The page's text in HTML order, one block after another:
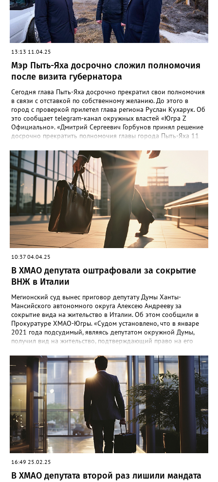
13:13 11.04.25
Мэр Пыть-Яха досрочно сложил полномочия
после визита губернатора
Сегодня глава Пыть-Яха досрочно прекратил свои полномочия
в связи с отставкой по собственному желанию. До этого в
город с проверкой прилетел глава региона Руслан Кухарук. Об
это сообщает telegram-канал окружных властей «Югра Z
Официально». «Дмитрий Сергеевич Горбунов принял решение
досрочно прекратить полномочия главы города Пыть-Яха 11
желанию»,- сказано в сообщении. Временно исполнять
обязанности главы города Пыть-Ях будет первый заместитель
главы города Олег Николаевич Иревлин.
10:37 04.04.25
В ХМАО депутата оштрафовали за сокрытие
ВНЖ в Италии
Мегионский суд вынес приговор депутату Думы Ханты-
Мансийского автономного округа Алексею Андрееву за
сокрытие вида на жительство в Италии. Об этом сообщили в
Прокуратуре ХМАО-Югры. «Судом установлено, что в январе
2021 года подсудимый, являясь депутатом окружной Думы,
получил вид на жительство, подтверждающий право на его
установленный срок не уведомил об этом компетентные
органы Российской Федерации»,- сообщили в ведомстве.
Андрееву назначили наказание в виде штрафа в размере 100
тысяч рублей. Приговор суда еще не вступил в законную силу.
16:49 25.02.25
В ХМАО депутата второй раз лишили мандата